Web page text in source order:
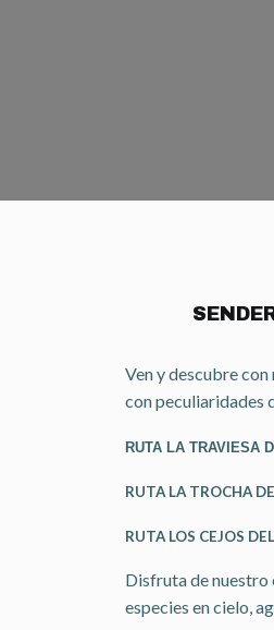
Ven y descubre
con peculiaridades
RUTA LA TRAVIESA
RUTA LA TROCHA
RUTA LOS CEJOS
Disfruta de nuestro
especies en cielo,